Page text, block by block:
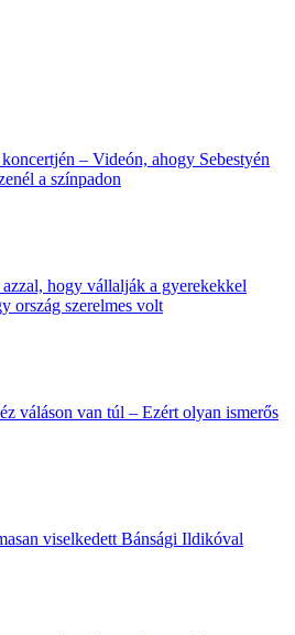
– Videón, ahogy Sebestyén
a színpadon
hogy vállalják a gyerekekkel
ország szerelmes volt
váláson van túl – Ezért olyan ismerős
viselkedett Bánsági Ildikóval